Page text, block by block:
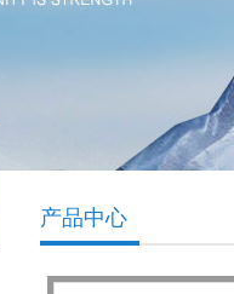
产品中心